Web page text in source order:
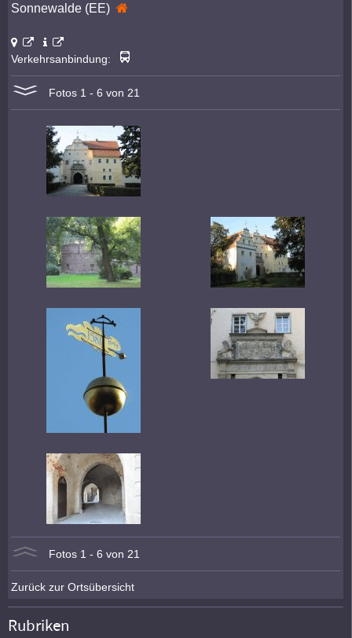
Sonnewalde (EE)
Verkehrsanbindung:
Fotos 1 - 6 von 21
Fotos 1 - 6 von 21
Zurück zur Ortsübersicht
Rubriken